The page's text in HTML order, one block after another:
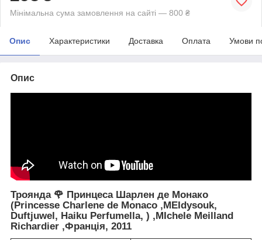
Мінімальна сума замовлення на сайті — 800 ₴
Опис Характеристики Доставка Оплата Умови
Опис
Троянда 🌹 Принцеса Шарлен де Монако
(Princesse Charlene de Monaco ,MEIdysouk,
Duftjuwel, Haiku Perfumella, ) ,MIchele Meilland
Richardier ,Франція, 2011